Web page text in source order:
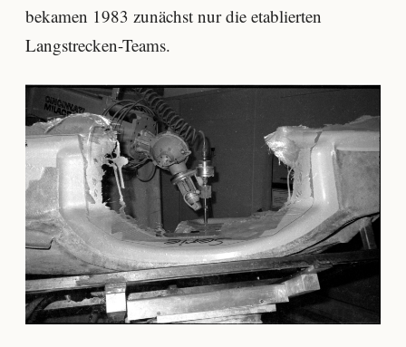
bekamen 1983 zunächst nur die etablierten
Langstrecken-Teams.